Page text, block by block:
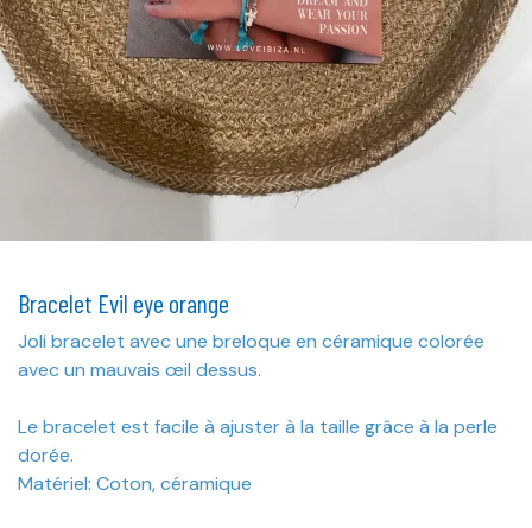
Bracelet Evil eye orange
Joli bracelet avec une breloque en céramique colorée
avec un mauvais œil dessus.
Le bracelet est facile à ajuster à la taille grâce à la perle
dorée.
Matériel: Coton, céramique